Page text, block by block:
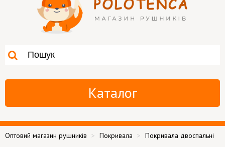
Каталог
Оптовий магазин рушників Покривала Покривала двоспальні